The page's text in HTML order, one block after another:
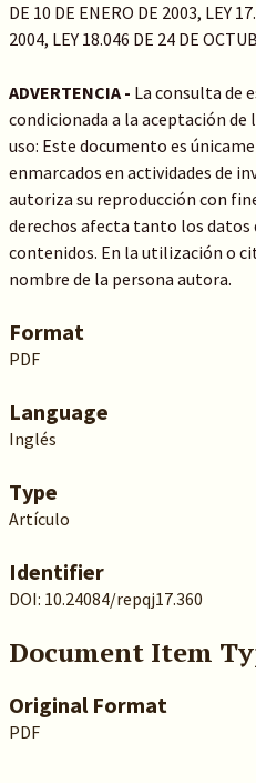
DE 10 DE ENERO DE 2003, LEY
2004, LEY 18.046 DE 24 DE
ADVERTENCIA - La consulta de
condicionada a la aceptación de
uso: Este documento es
enmarcados en actividades de
autoriza su reproducción con
derechos afecta tanto los datos
contenidos. En la utilización o
nombre de la persona autora.
Format
PDF
Language
Inglés
Type
Artículo
Identifier
DOI: 10.24084/repqj17.360
Document Item
Original Format
PDF